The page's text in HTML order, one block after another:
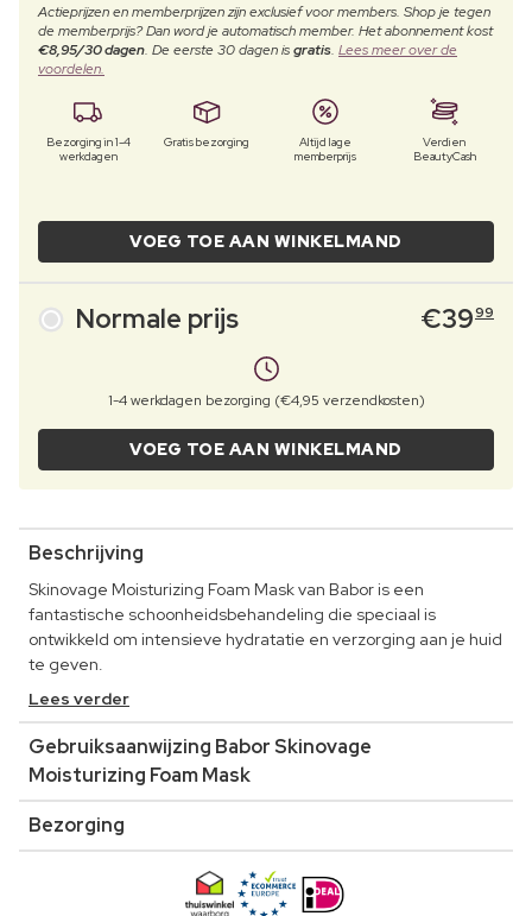
Actieprijzen en memberprijzen zijn exclusief voor members. Shop je tegen
de memberprijs? Dan word je automatisch member. Het abonnement kost
€8,95/30 dagen. De eerste 30 dagen isgratis. Lees meer over de
voordelen.
Bezorging in 1-4
werkdagen
Gratis bezorging
Altijd lage
memberprijs
Verdien
BeautyCash
VOEG TOE AAN WINKELMAND
Normale prijs €3999
1-4 werkdagen bezorging (€4,95 verzendkosten)
VOEG TOE AAN WINKELMAND
Beschrijving
Skinovage Moisturizing Foam Mask van Babor is een
fantastische schoonheidsbehandeling die speciaal is
ontwikkeld om intensieve hydratatie en verzorging aan je huid
te geven.
Lees verder
Gebruiksaanwijzing Babor Skinovage
Moisturizing Foam Mask
Bezorging